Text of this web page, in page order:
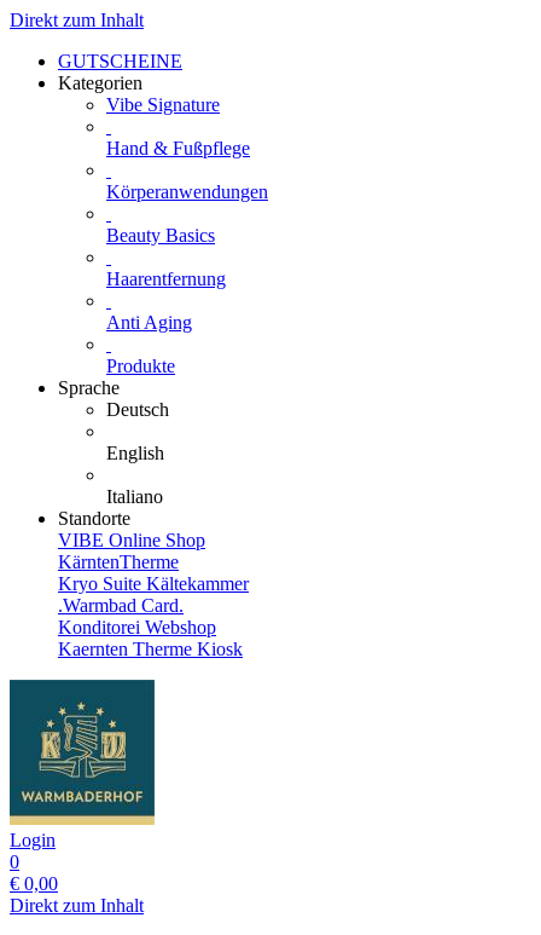
Direkt zum Inhalt
GUTSCHEINE
Kategorien
Vibe Signature
Hand & Fußpflege
Körperanwendungen
Beauty Basics
Haarentfernung
Anti Aging
Produkte
Sprache
Deutsch
English
Italiano
Standorte
VIBE Online Shop
KärntenTherme
Kryo Suite Kältekammer
.Warmbad Card.
Konditorei Webshop
Kaernten Therme Kiosk
Login
0
€ 0,00
Direkt zum Inhalt